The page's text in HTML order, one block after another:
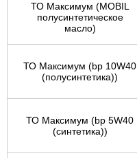
ТО Максимум (MOBIL
полуcинтетическое
масло)
ТО Максимум (bp 10W40
(полусинтетика))
ТО Максимум (bp 5W40
(синтетика))